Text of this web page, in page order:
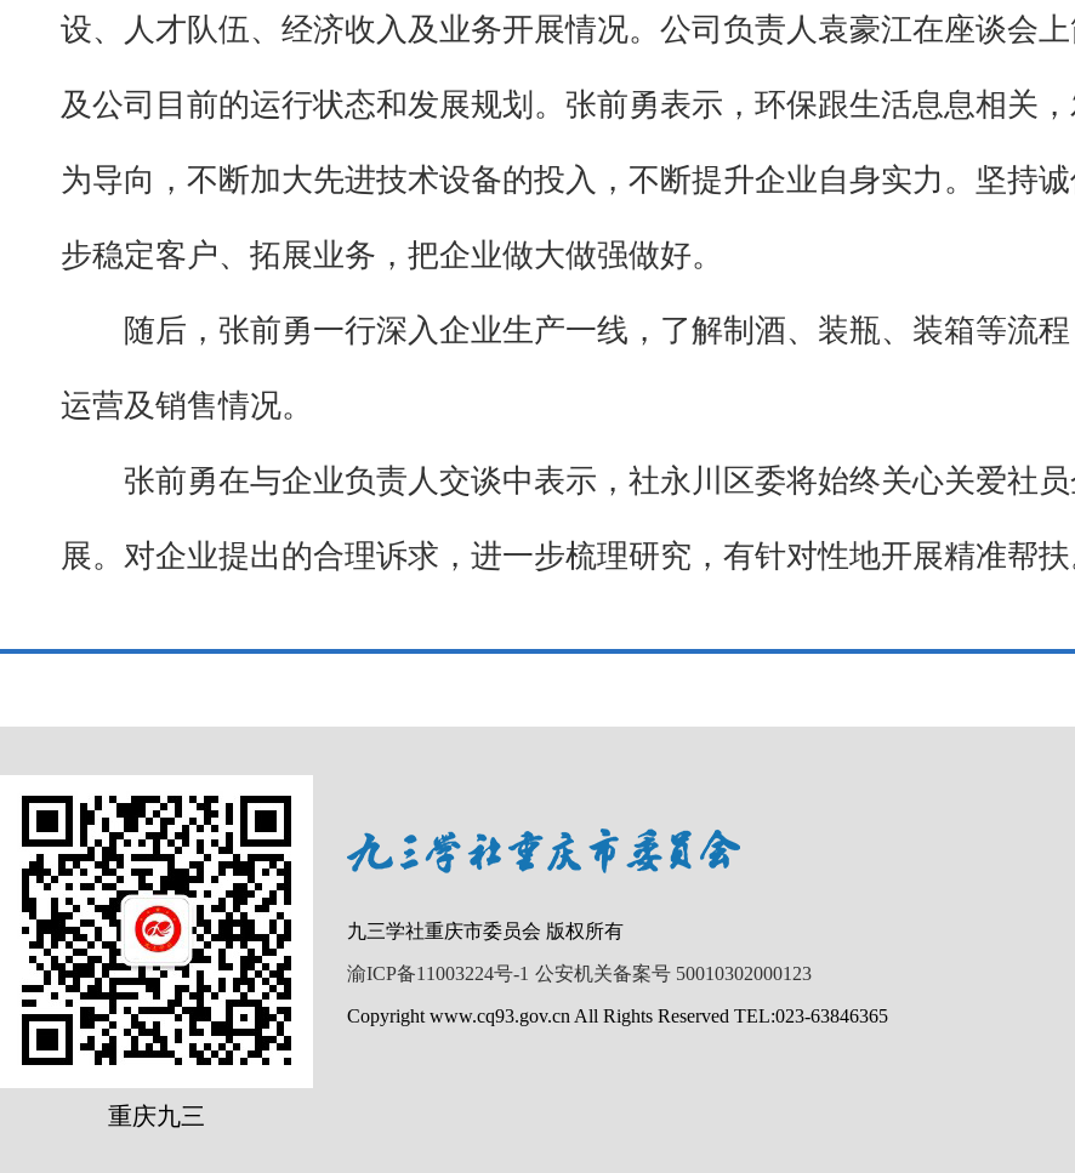
设、人才队伍、经济收入及业务开展情况。公司负责人袁豪江在座谈会
及公司目前的运行状态和发展规划。张前勇表示，环保跟生活息息相关
为导向，不断加大先进技术设备的投入，不断提升企业自身实力。坚持
步稳定客户、拓展业务，把企业做大做强做好。
随后，张前勇一行深入企业生产一线，了解制酒、装瓶、装箱等流
运营及销售情况。
张前勇在与企业负责人交谈中表示，社永川区委将始终关心关爱社
展。对企业提出的合理诉求，进一步梳理研究，有针对性地开展精准帮扶
重庆九三
九三学社重庆市委员会 版权所有
渝ICP备11003224号-1 公安机关备案号 50010302000123
Copyright www.cq93.gov.cn All Rights Reserved TEL:023-63846365